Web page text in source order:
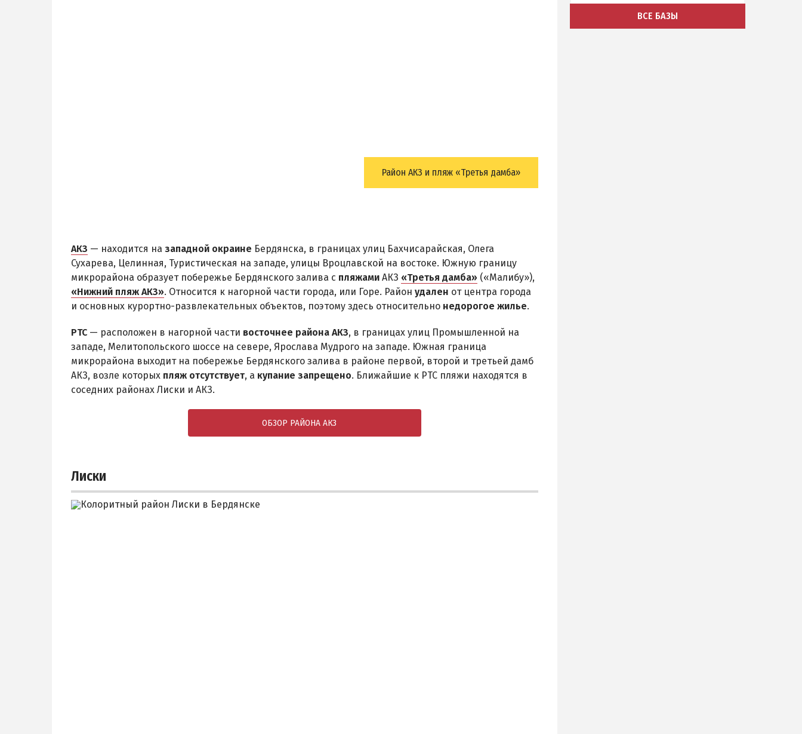
Район АКЗ и пляж «Третья дамба»
АКЗ — находится на западной окраине Бердянска, в границах улиц Бахчисарайская, Олега
Сухарева, Целинная, Туристическая на западе, улицы Вроцлавской на востоке. Южную границу
микрорайона образует побережье Бердянского залива с пляжами АКЗ «Третья дамба» («Малибу»),
«Нижний пляж АКЗ». Относится к нагорной части города, или Горе. Район удален от центра города
и основных курортно-развлекательных объектов, поэтому здесь относительно недорогое жилье.
РТС — расположен в нагорной части восточнее района АКЗ, в границах улиц Промышленной на
западе, Мелитопольского шоссе на севере, Ярослава Мудрого на западе. Южная граница
микрорайона выходит на побережье Бердянского залива в районе первой, второй и третьей дамб
АКЗ, возле которых пляж отсутствует, а купание запрещено. Ближайшие к РТС пляжи находятся в
соседних районах Лиски и АКЗ.
ОБЗОР РАЙОНА АКЗ
Лиски
ВСЕ БАЗЫ